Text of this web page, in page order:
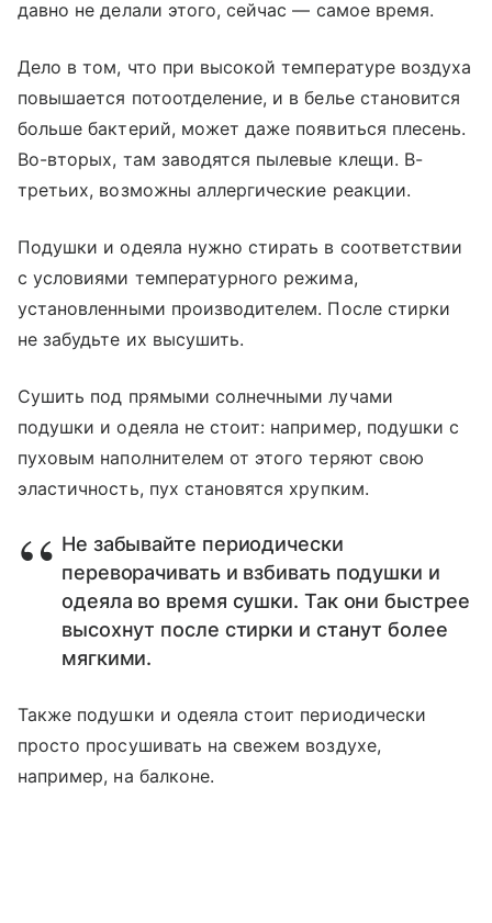
давно не делали этого, сейчас — самое время.
Дело в том, что при высокой температуре воздуха
повышается потоотделение, и в белье становится
больше бактерий, может даже появиться плесень.
Во-вторых, там заводятся пылевые клещи. В-
третьих, возможны аллергические реакции.
Подушки и одеяла нужно стирать в соответствии
с условиями температурного режима,
установленными производителем. После стирки
не забудьте их высушить.
Сушить под прямыми солнечными лучами
подушки и одеяла не стоит: например, подушки с
пуховым наполнителем от этого теряют свою
эластичность, пух становятся хрупким.
Не забывайте периодически
переворачивать и взбивать подушки и
одеяла во время сушки. Так они быстрее
высохнут после стирки и станут более
мягкими.
Также подушки и одеяла стоит периодически
просто просушивать на свежем воздухе,
например, на балконе.